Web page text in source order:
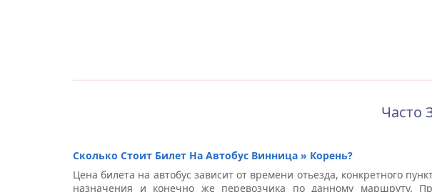
Часто
Сколько Стоит Билет На Автобус Винница » Корень?
Цена билета на автобус зависит от времени отьезда, конкретного
назначения и конечно же перевозчика по данному маршруту.